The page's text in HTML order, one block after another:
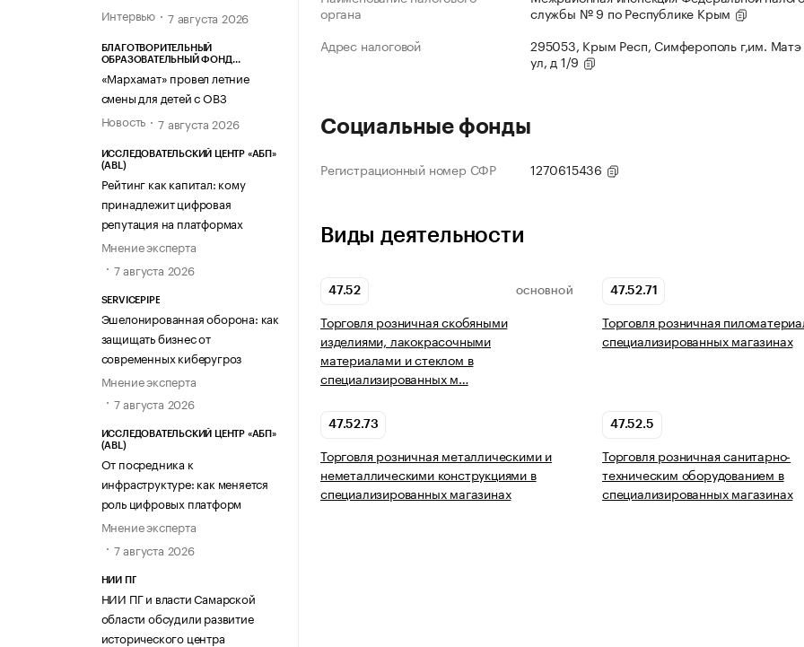
Интервью
7 августа 2026
БЛАГОТВОРИТЕЛЬНЫЙ
ОБРАЗОВАТЕЛЬНЫЙ ФОНД
«Мархамат» провел летние
смены для детей с ОВЗ
Новость
7 августа 2026
ИССЛЕДОВАТЕЛЬСКИЙ ЦЕНТР «АБП»
(ABL)
Рейтинг как капитал: кому
принадлежит цифровая
репутация на платформах
Мнение эксперта
7 августа 2026
SERVICEPIPE
Эшелонированная оборона: как
защищать бизнес от
современных киберугроз
Мнение эксперта
7 августа 2026
ИССЛЕДОВАТЕЛЬСКИЙ ЦЕНТР «АБП»
(ABL)
От посредника к
инфраструктуре: как меняется
роль цифровых платформ
Мнение эксперта
7 августа 2026
НИИ ПГ
НИИ ПГ и власти Самарской
области обсудили развитие
исторического центра
органа
службы № 9 по Республике Крым
Адрес налоговой
295053, Крым Респ, Симферополь г,им. Матэ
ул, д 1/9
Социальные фонды
Регистрационный номер СФР 1270615436
Виды деятельности
47.52 ОСНОВНОЙ
Торговля розничная скобяными
изделиями, лакокрасочными
материалами и стеклом в
специализированных м…
47.52.71
Торговля розничная
специализированных магазинах
47.52.73
Торговля розничная металлическими и
неметаллическими конструкциями в
специализированных магазинах
47.52.5
Торговля розничная санитарно-
техническим оборудованием в
специализированных магазинах